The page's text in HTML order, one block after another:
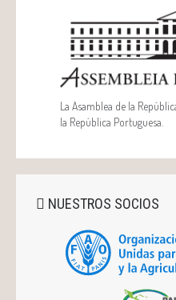
La Asamblea de la
la República Portuguesa.
NUESTROS SOCIOS